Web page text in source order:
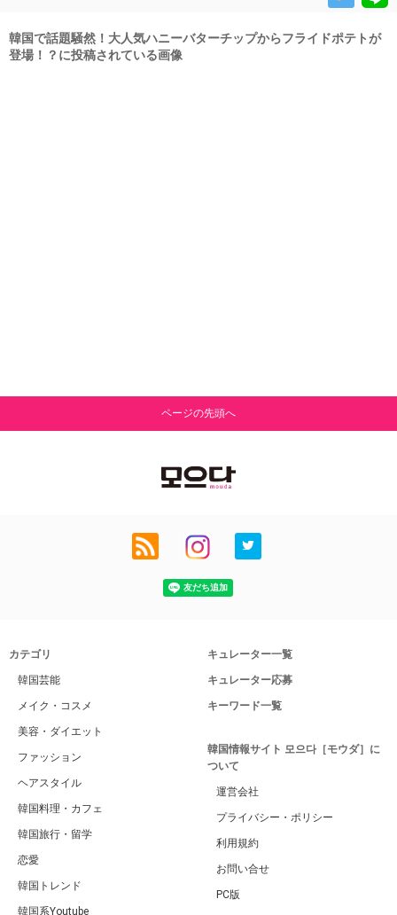
韓国で話題騒然！大人気ハニーバターチップからフライドポテトが
登場！？に投稿されている画像
ページの先頭へ
カテゴリ
韓国芸能
メイク・コスメ
美容・ダイエット
ファッション
ヘアスタイル
韓国料理・カフェ
韓国旅行・留学
恋愛
韓国トレンド
韓国系Youtube
キュレーター一覧
キュレーター応募
キーワード一覧
韓国情報サイト 모으다［モウダ］に
ついて
運営会社
プライバシー・ポリシー
利用規約
お問い合せ
PC版